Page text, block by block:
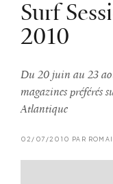
Surf
2010
Du 20 juin au 23
magazines préférés
Atlantique
02/07/2010 PAR